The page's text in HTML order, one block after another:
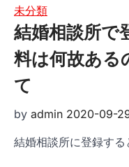
未分類
結婚相談所で
料は何故ある
て
by admin 2020-09-
結婚相談所に登録す